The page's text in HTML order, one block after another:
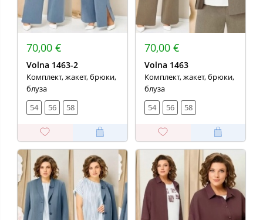
70,00 €
Volna 1463-2
Комплект, жакет, брюки,
блуза
54
56 58
70,00 €
Volna 1463
Комплект, жакет, брюки,
блуза
54
56 58